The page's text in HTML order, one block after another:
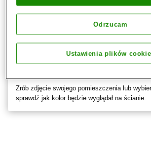
Zrób zdjęcie swojego pomieszczenia lub
sprawdź jak kolor będzie wyglądał na ścianie.
Ustawienia plików
Odrzucam